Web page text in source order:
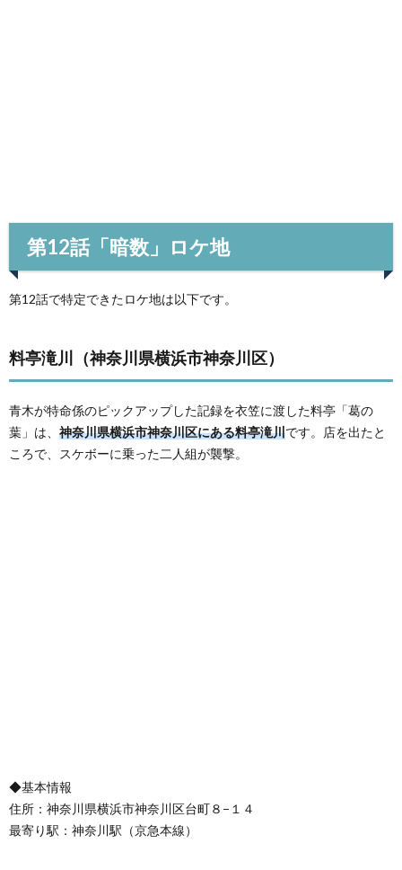
第12話「暗数」ロケ地
第12話で特定できたロケ地は以下です。
料亭滝川（神奈川県横浜市神奈川区）
青木が特命係のピックアップした記録を衣笠に渡した料亭「葛の
葉」は、 神奈川県横浜市神奈川区にある料亭滝川です。店を出たと
ころで、スケボーに乗った二人組が襲撃。
◆基本情報
住所：神奈川県横浜市神奈川区台町８−１４
最寄り駅：神奈川駅（京急本線）